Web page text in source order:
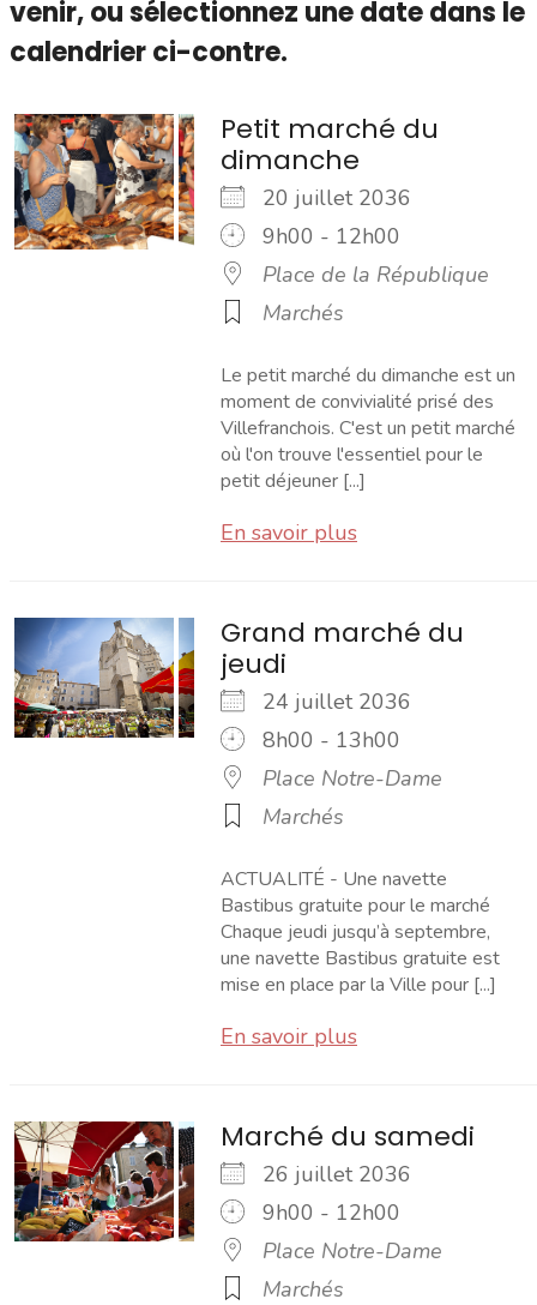
venir,ou sélectionnez une date dans le
calendrier ci-contre.
Petit marché du
dimanche
20 juillet 2036
9h00 - 12h00
Place de la République
Marchés
Le petit marché du dimanche est un
moment de convivialité prisé des
Villefranchois. C'est un petit marché
où l'on trouve l'essentiel pour le
petit déjeuner [...]
En savoir plus
Grand marché du
jeudi
24 juillet 2036
8h00 - 13h00
Place Notre-Dame
Marchés
ACTUALITÉ - Une navette
Bastibus gratuite pour le marché
Chaque jeudi jusqu’à septembre,
une navette Bastibus gratuite est
mise en place par la Ville pour [...]
En savoir plus
Marché du samedi
26 juillet 2036
9h00 - 12h00
Place Notre-Dame
Marchés